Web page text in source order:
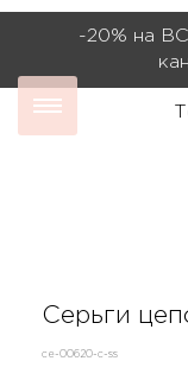
-20% на
Серьги
се-00620-c-ss